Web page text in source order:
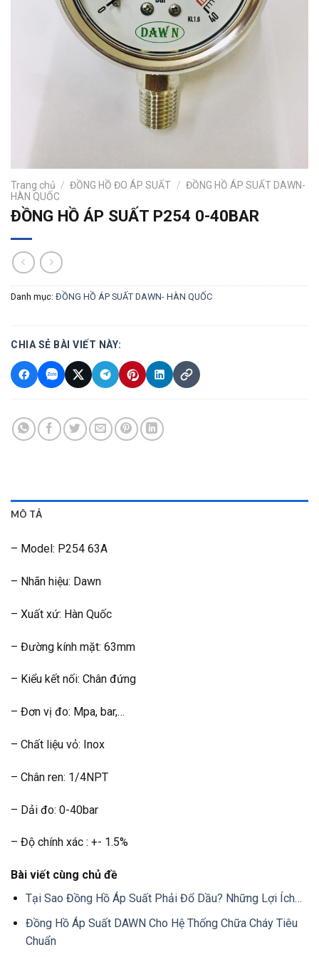
Trang chủ / ĐỒNG HỒ ĐO ÁP SUẤT / ĐỒNG HỒ ÁP SUẤT DAWN-
HÀN QUỐC
ĐỒNG HỒ ÁP SUẤT P254 0-40BAR
Danh mục: ĐỒNG HỒ ÁP SUẤT DAWN- HÀN QUỐC
CHIA SẺ BÀI VIẾT NÀY:
MÔ TẢ
– Model: P254 63A
– Nhãn hiệu: Dawn
– Xuất xứ: Hàn Quốc
– Đường kính mặt: 63mm
– Kiểu kết nối: Chân đứng
– Đơn vị đo: Mpa, bar,…
– Chất liệu vỏ: Inox
– Chân ren: 1/4NPT
– Dải đo: 0-40bar
– Độ chính xác : +- 1.5%
Bài viết cùng chủ đề
Tại Sao Đồng Hồ Áp Suất Phải Đổ Dầu? Những Lợi Ích…
Đồng Hồ Áp Suất DAWN Cho Hệ Thống Chữa Cháy Tiêu
Chuẩn